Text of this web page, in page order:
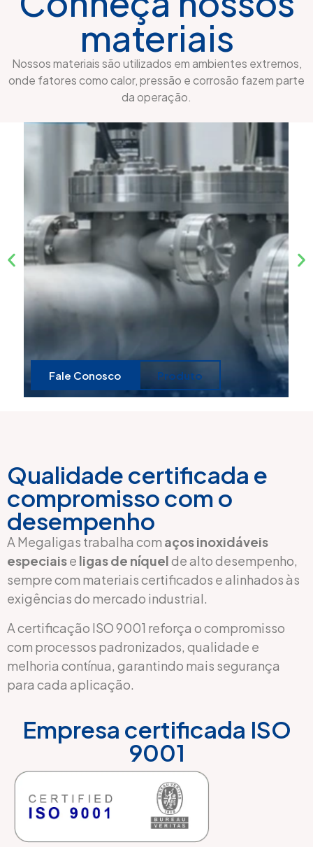
materiais
Nossos materiais são utilizados em ambientes extremos,
onde fatores como calor, pressão e corrosão fazem parte
da operação.
Fale Conosco Produto
Qualidade certificada e
compromisso com o
desempenho
A Megaligas trabalha com aços inoxidáveis
especiaise ligas de níquelde alto desempenho,
sempre com materiais certificados e alinhados às
exigências do mercado industrial.
A certificação ISO 9001 reforça o compromisso
com processos padronizados, qualidade e
melhoria contínua, garantindo mais segurança
para cada aplicação.
Empresa certificada ISO
9001